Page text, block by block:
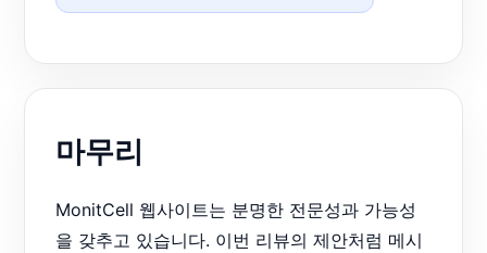
마무리
MonitCell 웹사이트는 분명한 전문성과 가능성
을 갖추고 있습니다. 이번 리뷰의 제안처럼 메시